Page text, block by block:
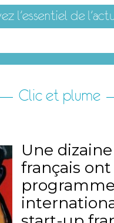
Clic et plume
Une
français